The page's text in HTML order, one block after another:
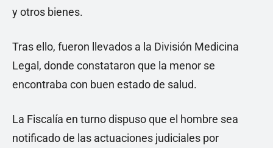
y otros bienes.
Tras ello, fueron llevados a la División Medicina
Legal, donde constataron que la menor se
encontraba con buen estado de salud.
La Fiscalía en turno dispuso que el hombre sea
notificado de las actuaciones judiciales por